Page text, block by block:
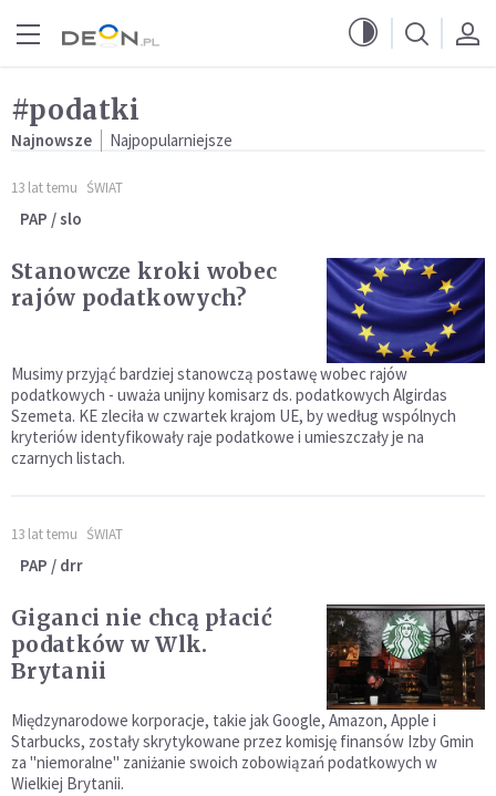
#podatki
Najnowsze Najpopularniejsze
13 lat temu ŚWIAT
PAP / slo
Stanowcze kroki wobec
rajów podatkowych?
Musimy przyjąć bardziej stanowczą postawę wobec rajów
podatkowych - uważa unijny komisarz ds. podatkowych Algirdas
Szemeta. KE zleciła w czwartek krajom UE, by według wspólnych
kryteriów identyfikowały raje podatkowe i umieszczały je na
czarnych listach.
13 lat temu ŚWIAT
PAP / drr
Giganci nie chcą płacić
podatków w Wlk.
Brytanii
Międzynarodowe korporacje, takie jak Google, Amazon, Apple i
Starbucks, zostały skrytykowane przez komisję finansów Izby Gmin
za "niemoralne" zaniżanie swoich zobowiązań podatkowych w
Wielkiej Brytanii.